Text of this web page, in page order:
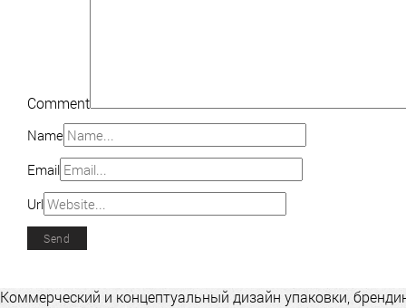
Comment
Name
Email
Url
Коммерческий и концептуальный дизайн упаковки,